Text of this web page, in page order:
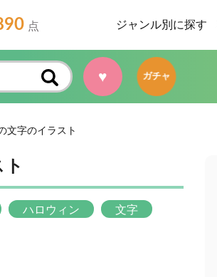
点 ジャンル別に探す
♥ ガチャ
文字のイラスト
ハロウィン 文字